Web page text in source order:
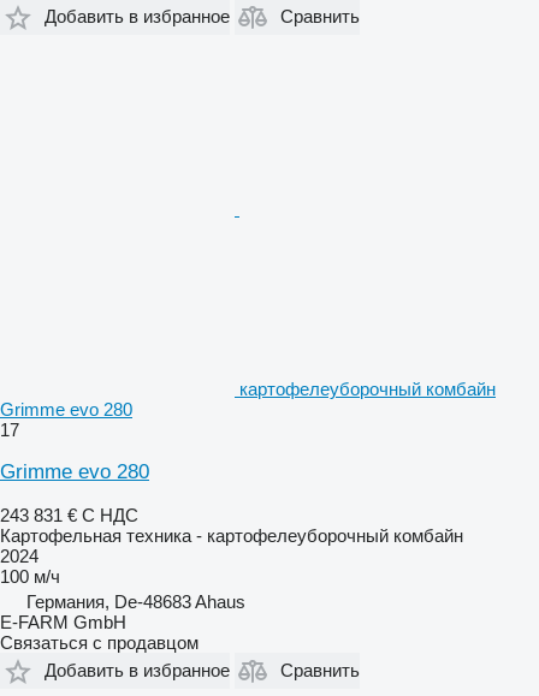
Добавить в избранное
Сравнить
картофелеуборочный комбайн
Grimme evo 280
17
Grimme evo 280
243 831 € С НДС
Картофельная техника - картофелеуборочный комбайн
2024
100 м/ч
Германия, De-48683 Ahaus
E-FARM GmbH
Связаться с продавцом
Добавить в избранное
Сравнить